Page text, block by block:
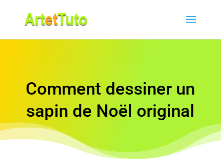
Comment dessiner un
sapin de Noël original